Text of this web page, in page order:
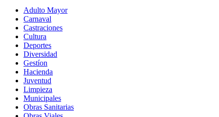
Adulto Mayor
Carnaval
Castraciones
Cultura
Deportes
Diversidad
Gestíon
Hacienda
Juventud
Limpieza
Municipales
Obras Sanitarias